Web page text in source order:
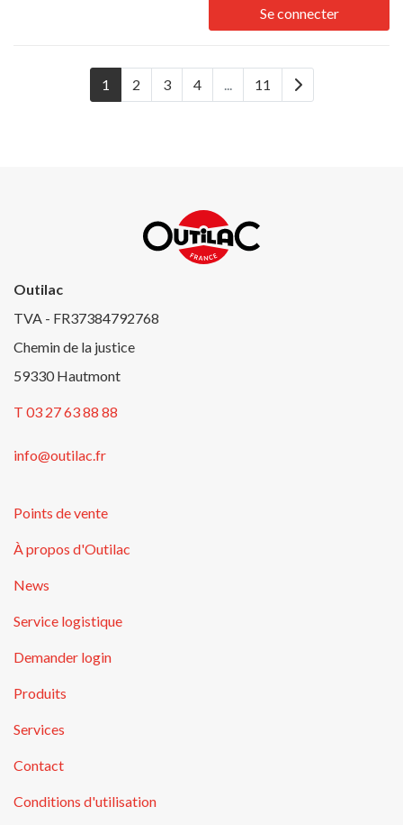
Se connecter
1 2 3 4 ... 11
Outilac
TVA - FR37384792768
Chemin de la justice
59330 Hautmont
T 03 27 63 88 88
info@outilac.fr
Points de vente
À propos d'Outilac
News
Service logistique
Demander login
Produits
Services
Contact
Conditions d'utilisation